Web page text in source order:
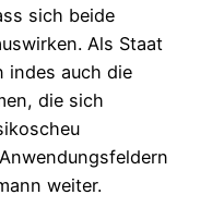
sich beide
Als Staat
indes auch die
die sich
weiter.